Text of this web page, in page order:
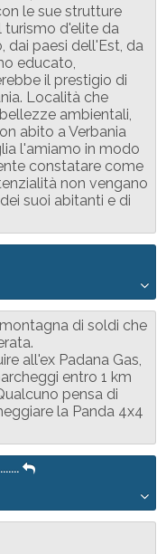
le sue strutture
turismo d'elite da
dai paesi dell'Est, da
educato,
il prestigio di
Località che
ambientali,
abito a Verbania
l'amiamo in modo
constatare come
non vengano
suoi abitanti e di
di soldi che
all'ex Padana Gas,
entro 1 km
pensa di
la Panda 4x4